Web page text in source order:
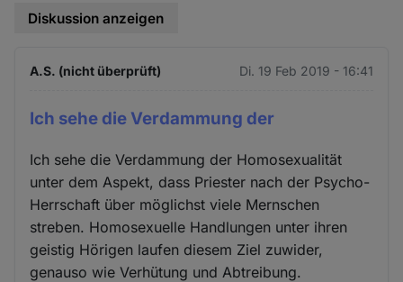
Diskussion anzeigen
A.S. (nicht überprüft) Di. 19 Feb 2019 - 16:41
Ich sehe die Verdammung der
Ich sehe die Verdammung der Homosexualität
unter dem Aspekt, dass Priester nach der Psycho-
Herrschaft über möglichst viele Mernschen
streben. Homosexuelle Handlungen unter ihren
geistig Hörigen laufen diesem Ziel zuwider,
genauso wie Verhütung und Abtreibung.